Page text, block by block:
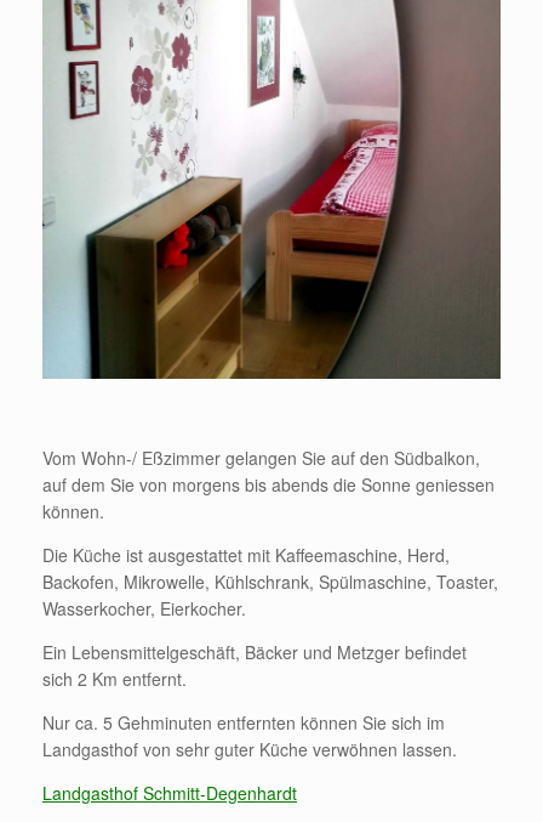
Vom Wohn-/ Eßzimmer gelangen Sie auf den Südbalkon,
auf dem Sie von morgens bis abends die Sonne geniessen
können.
Die Küche ist ausgestattet mit Kaffeemaschine, Herd,
Backofen, Mikrowelle, Kühlschrank, Spülmaschine, Toaster,
Wasserkocher, Eierkocher.
Ein Lebensmittelgeschäft, Bäcker und Metzger befindet
sich 2 Km entfernt.
Nur ca. 5 Gehminuten entfernten können Sie sich im
Landgasthof von sehr guter Küche verwöhnen lassen.
Landgasthof Schmitt-Degenhardt